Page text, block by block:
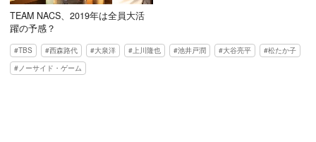
TEAM NACS、2019年は全員大活
躍の予感？
TBS 西森路代 大泉洋 上川隆也 池井戸潤 大谷亮平
松たか子
ノーサイド・ゲーム